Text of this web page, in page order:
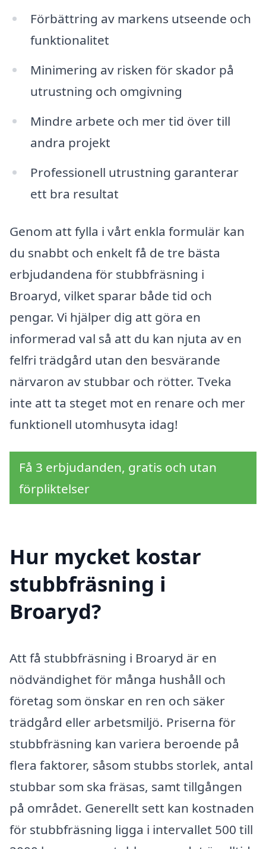
Förbättring av markens utseende och
funktionalitet
Minimering av risken för skador på
utrustning och omgivning
Mindre arbete och mer tid över till
andra projekt
Professionell utrustning garanterar
ett bra resultat
Genom att fylla i vårt enkla formulär kan
du snabbt och enkelt få de tre bästa
erbjudandena för stubbfräsning i
Broaryd, vilket sparar både tid och
pengar. Vi hjälper dig att göra en
informerad val så att du kan njuta av en
felfri trädgård utan den besvärande
närvaron av stubbar och rötter. Tveka
inte att ta steget mot en renare och mer
funktionell utomhusyta idag!
Få 3 erbjudanden, gratis och utan
förpliktelser
Hur mycket kostar
stubbfräsning i
Broaryd?
Att få stubbfräsning i Broaryd är en
nödvändighet för många hushåll och
företag som önskar en ren och säker
trädgård eller arbetsmiljö. Priserna för
stubbfräsning kan variera beroende på
flera faktorer, såsom stubbs storlek, antal
stubbar som ska fräsas, samt tillgången
på området. Generellt sett kan kostnaden
för stubbfräsning ligga i intervallet 500 till